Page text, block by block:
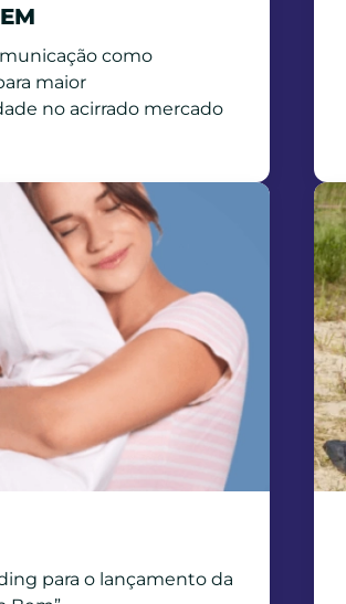
como
maior
no acirrado mercado
para o lançamento da